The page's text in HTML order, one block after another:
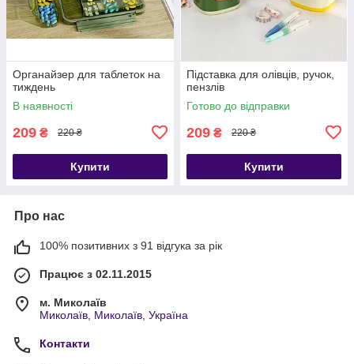
Органайзер для таблеток на
тиждень
В наявності
209 ₴ 220 ₴
Купити
Підставка для олівців, ручок,
пензлів
Готово до відправки
209 ₴ 220 ₴
Купити
Про нас
100% позитивних з 91 відгука за рік
Працює з 02.11.2015
м. Миколаїв
Миколаїв, Миколаїв, Україна
Контакти